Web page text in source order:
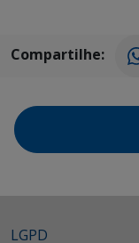
Compartilhe:
LGPD